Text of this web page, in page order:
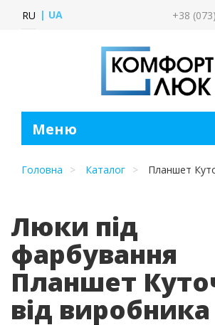
RU UA +38 (073)
Головна Каталог Планшет
Люки під
фарбування
Планшет
від виробника